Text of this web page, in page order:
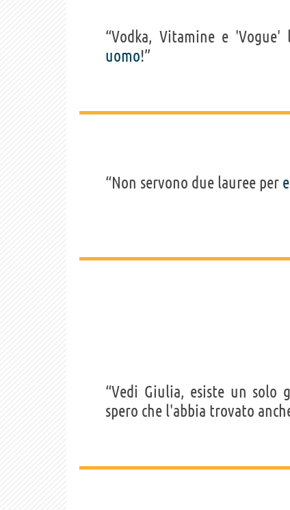
“Vodka, Vitamine e
uomo!”
“Non servono due lauree per
“Vedi Giulia, esiste un solo
spero che l'abbia trovato